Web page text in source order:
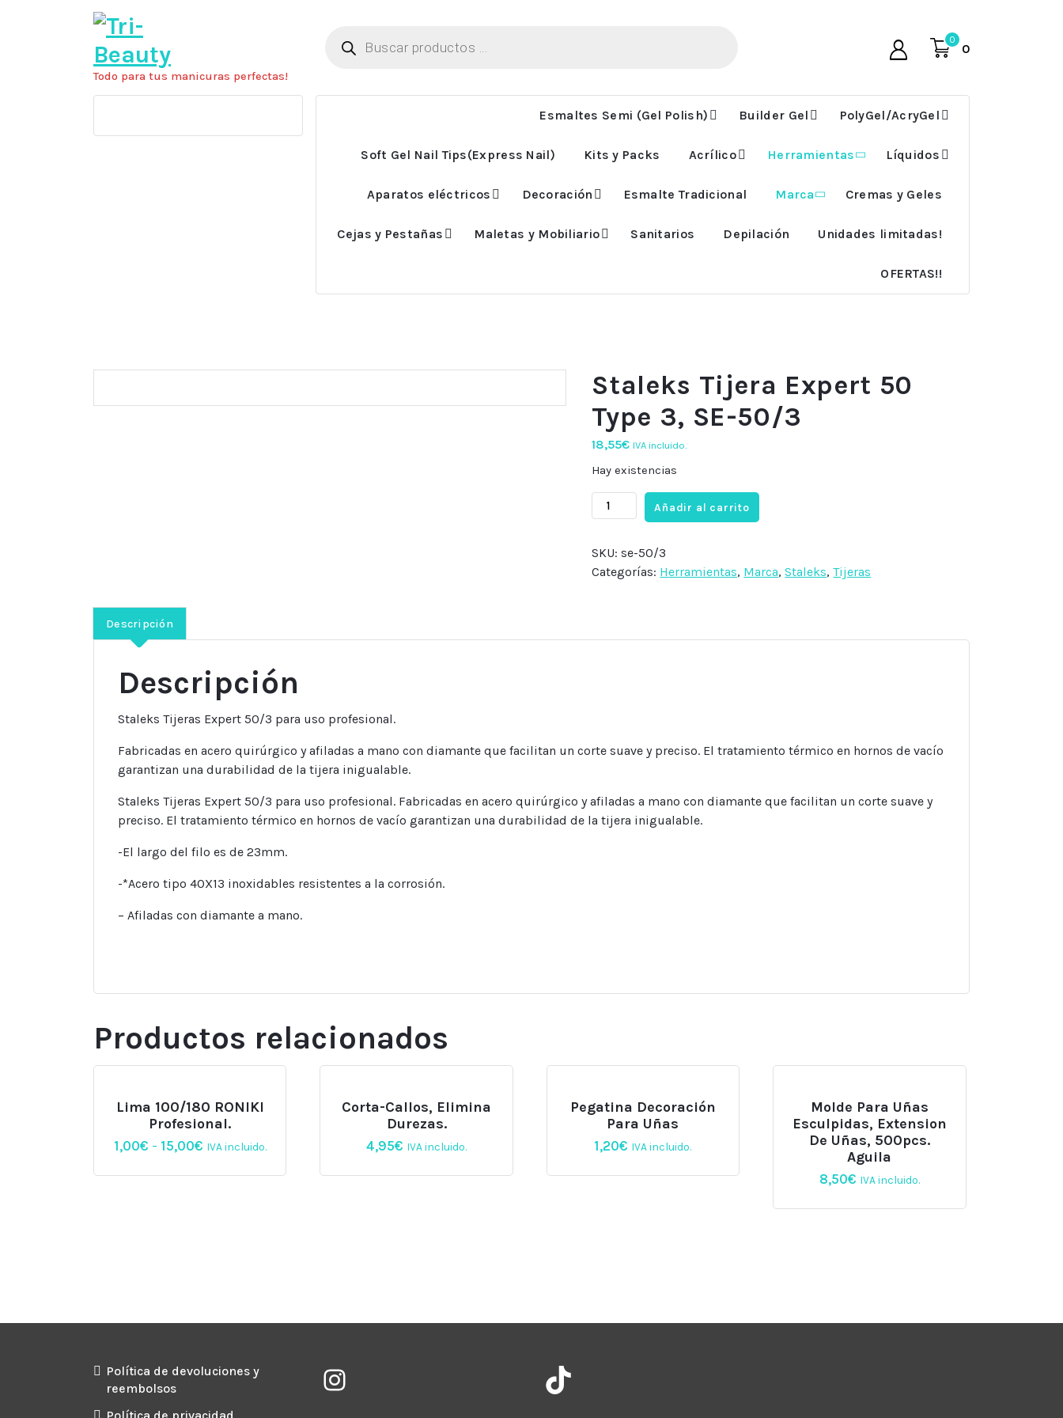
Todo para tus manicuras perfectas!
productos
0
0
Esmaltes Semi (Gel Polish) Builder Gel PolyGel/AcryGel
Soft Gel Nail Tips(Express Nail) Kits y Packs Acrílico Herramientas Líquidos
Aparatos eléctricos Decoración Esmalte Tradicional Marca Cremas y Geles
Cejas y Pestañas Maletas y Mobiliario Sanitarios Depilación Unidades limitadas!
OFERTAS!!
Staleks Tijera Expert 50
Type 3, SE-50/3
18,55€ IVA incluido.
Hay existencias
Staleks
Tijera
50
Type
Añadir al carrito
SKU:se-50/3
Categorías: Herramientas, Marca,Staleks,Tijeras
Descripción
Descripción
Staleks Tijeras Expert 50/3 para uso profesional.
Fabricadas en acero quirúrgico y afiladas a mano con diamante que facilitan un corte suave y preciso. El tratamiento térmico en hornos de vacío
garantizan una durabilidad de la tijera inigualable.
Staleks Tijeras Expert 50/3 para uso profesional. Fabricadas en acero quirúrgico y afiladas a mano con diamante que facilitan un corte suave y
preciso. El tratamiento térmico en hornos de vacío garantizan una durabilidad de la tijera inigualable.
-El largo del filo es de 23mm.
-*Acero tipo 40X13 inoxidables resistentes a la corrosión.
– Afiladas con diamante a mano.
Productos relacionados
Lima 100/180 RONIKI
Profesional.
1,00€ - 15,00€Rango
precios:
IVA incluido.
Corta-Callos, Elimina
Durezas.
4,95€ IVA incluido.
Pegatina Decoración
Para Uñas
1,20€ IVA incluido.
Molde Para Uñas
Esculpidas, Extension
De Uñas, 500pcs.
Aguila
8,50€ IVA incluido.
Política de devoluciones y
reembolsos
Política de privacidad